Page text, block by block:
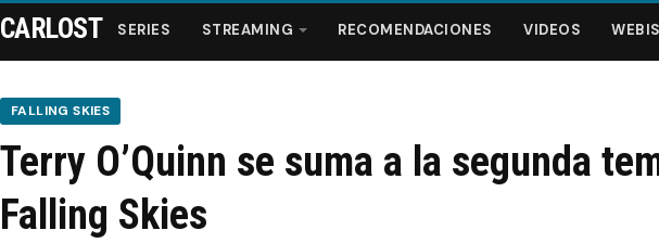
Series
Streaming
CARLOST SERIES STREAMING RECOMENDACIONES VIDEOS
FALLING SKIES
Terry O’Quinn se suma a la segunda
Falling Skies